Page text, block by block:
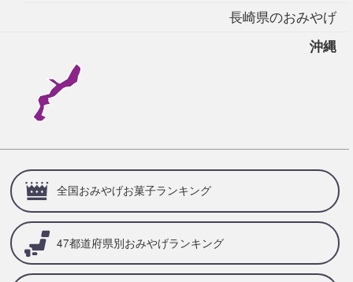
長崎県のおみやげ
沖縄
全国おみやげお菓子ランキング
47都道府県別おみやげランキング